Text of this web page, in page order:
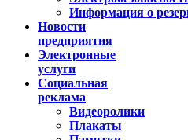
Информация о
Новости
предприятия
Электронные
услуги
Социальная
реклама
Видеоролики
Плакаты